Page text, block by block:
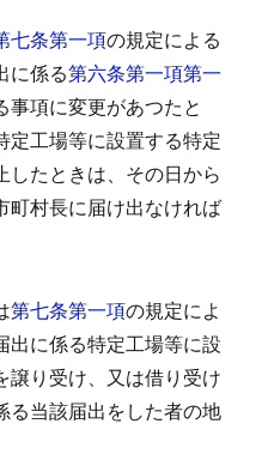
七条第一項の規定による
に係る第六条第一項第一
事項に変更があつたと
定工場等に設置する特定
たときは、その日から
町村長に届け出なければ
第七条第一項の規定によ
出に係る特定工場等に設
譲り受け、又は借り受け
る当該届出をした者の地